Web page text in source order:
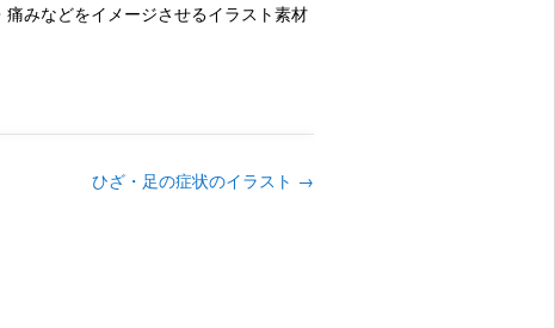
みなどをイメージさせるイラスト素材
ひざ・足の症状のイラスト →